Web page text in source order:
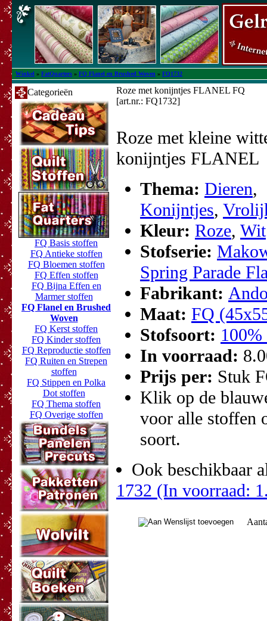
Winkel » FatQuarters » FQ Flanel en Brushed Woven » FQ1732
Categorieën
FQ Basis stoffen
FQ Antieke stoffen
FQ Bloemen stoffen
FQ Effen stoffen
FQ Bijna Effen en
Marmer stoffen
FQ Flanel en Brushed
Woven
FQ Kerst stoffen
FQ Kinder stoffen
FQ Reproductie stoffen
FQ Ruiten en Strepen
stoffen
FQ Stippen en Polka
Dot stoffen
FQ Thema stoffen
FQ Overige stoffen
Roze met konijntjes FLANEL FQ
[art.nr.: FQ1732]
Roze met kleine
konijntjes FLANEL
Thema: Dieren,
Konijntjes,
Kleur: Roze, Wit
Stofserie:
Spring Parade
Fabrikant:
Maat: FQ
Stofsoort:
In voorraad:
Prijs per: Stuk
Klik op de
voor alle stoffen
soort.
Ook beschikbaar
1732 (In voorraad: